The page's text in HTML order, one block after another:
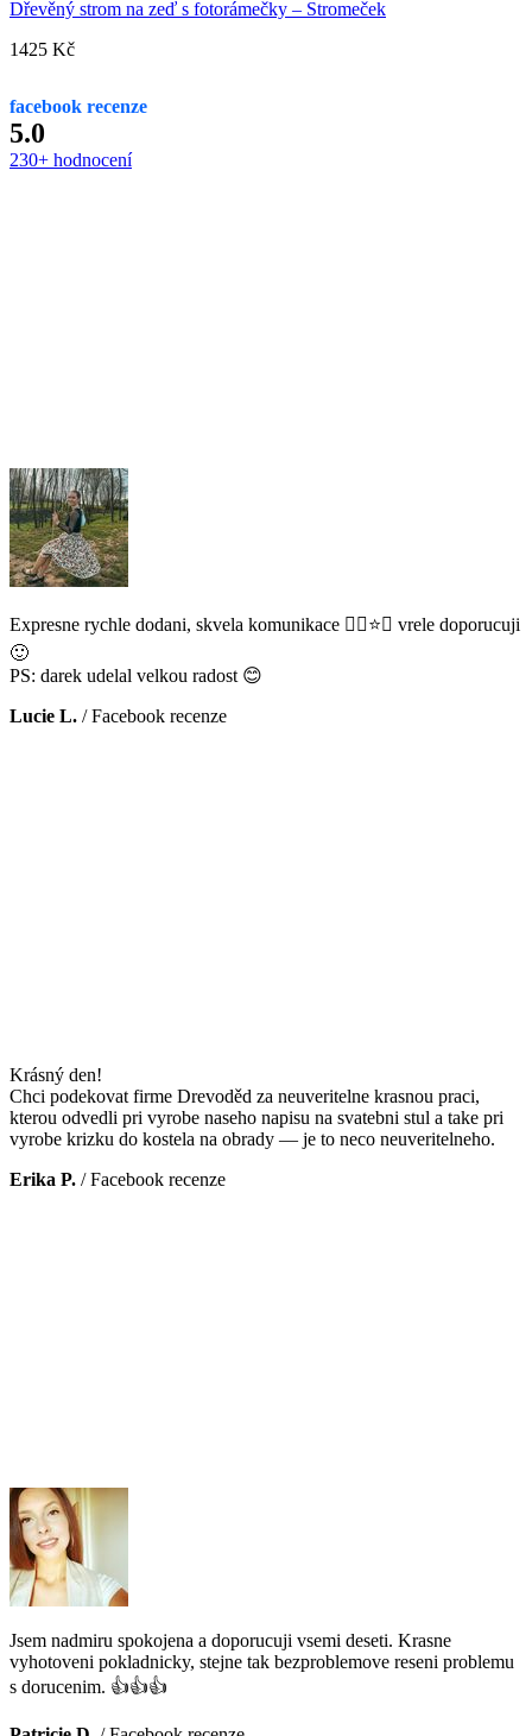
Dřevěný strom na zeď s fotorámečky – Stromeček
1425 Kč
facebook recenze
5.0
230+ hodnocení
Expresne rychle dodani, skvela komunikace 👌🏻⭐️😊 vrele doporucuji
🙂
PS: darek udelal velkou radost 😊
Lucie L. /Facebook recenze
Krásný den!
Chci podekovat firme Drevoděd za neuveritelne krasnou praci,
kterou odvedli pri vyrobe naseho napisu na svatebni stul a take pri
vyrobe krizku do kostela na obrady — je to neco neuveritelneho.
Erika P. /Facebook recenze
Jsem nadmiru spokojena a doporucuji vsemi deseti. Krasne
vyhotoveni pokladnicky, stejne tak bezproblemove reseni problemu
s dorucenim. 👍👍👍